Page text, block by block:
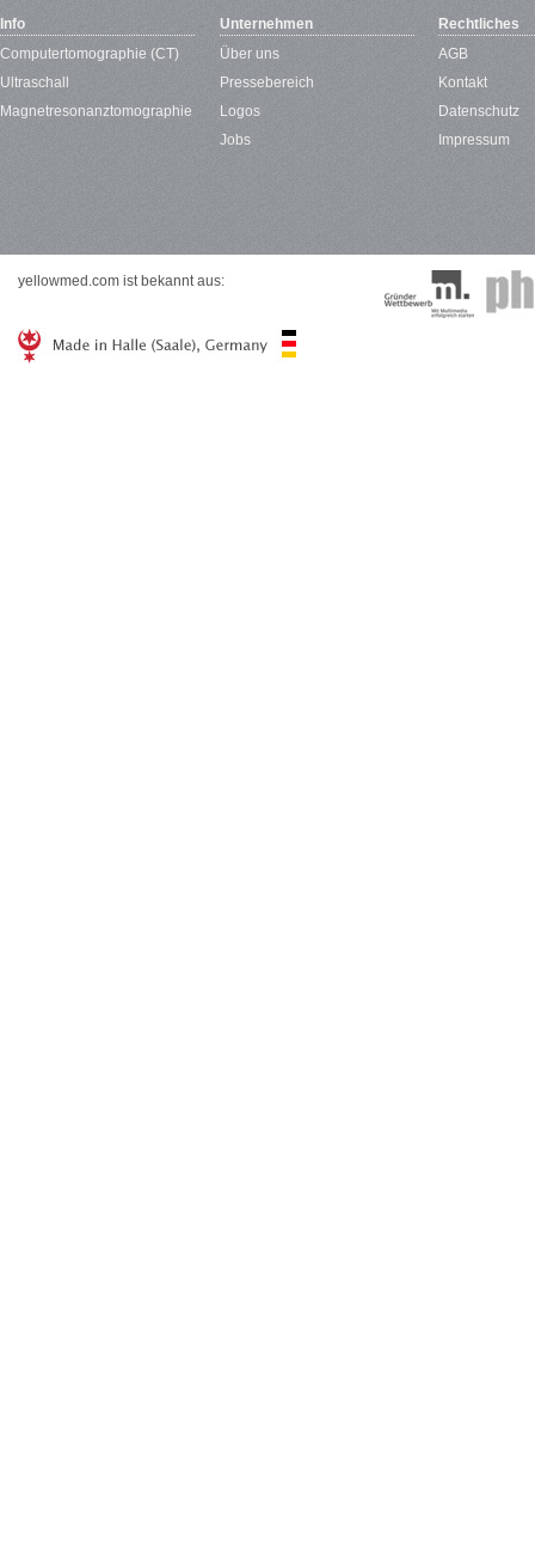
Info
Computertomographie (CT)
Ultraschall
Magnetresonanztomographie
Unternehmen
Über uns
Pressebereich
Logos
Jobs
Rechtliches
AGB
Kontakt
Datenschutz
Impressum
yellowmed.com ist bekannt aus: